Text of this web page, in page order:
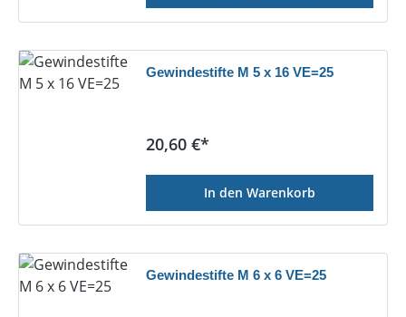
Gewindestifte M 5 x 16 VE=25
Regulärer Preis:
20,60 €*
In den Warenkorb
Gewindestifte M 6 x 6 VE=25